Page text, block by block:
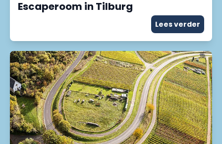
Escaperoom in Tilburg
Lees verder